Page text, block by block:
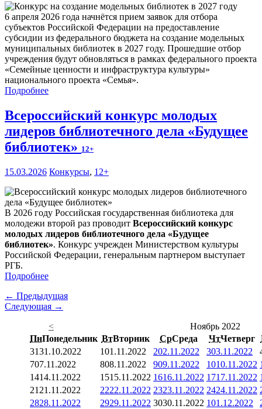
6 апреля 2026 года начнётся прием заявок для отбора
субъектов Российской Федерации на предоставление
субсидии из федерального бюджета на создание модельных
муниципальных библиотек в 2027 году. Прошедшие отбор
учреждения будут обновляться в рамках федерального проекта
«Семейные ценности и инфраструктура культуры»
национального проекта «Семья».
Подробнее
Всероссийский конкурс молодых
лидеров библиотечного дела «Будущее
библиотек» 12+
15.03.2026 Конкурсы, 12+
В 2026 году Российская государственная библиотека для
молодежи второй раз проводит Всероссийский конкурс
молодых лидеров библиотечного дела «Будущее
библиотек». Конкурс учрежден Министерством культуры
Российской Федерации, генеральным партнером выступает
РГБ.
Подробнее
← Предыдущая
Следующая →
<
Ноябрь 2022
ПнПонедельник ВтВторник СрСреда ЧтЧетверг
3131.10.2022 101.11.2022 202.11.2022 303.11.2022
707.11.2022 808.11.2022 909.11.2022 1010.11.2022
1414.11.2022 1515.11.2022 1616.11.2022 1717.11.2022
21 21.11.2022 2222.11.2022 2323.11.2022 2424.11.2022
2828.11.2022 2929.11.2022 3030.11.2022 101.12.2022